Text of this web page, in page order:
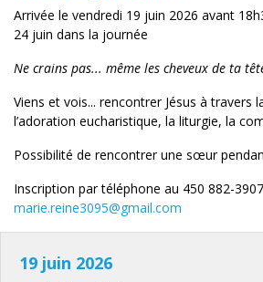
Arrivée le vendredi 19 juin 2026 avant
24 juin dans la journée
Ne crains pas... même les cheveux de ta
Viens et vois... rencontrer Jésus à travers
l’adoration eucharistique, la liturgie, la
Possibilité de rencontrer une sœur
Inscription par téléphone au 450 882-
marie.reine3095@gmail.com
19 juin 2026